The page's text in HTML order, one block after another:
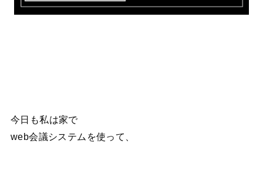
今日も私は家で
web会議システムを使って、